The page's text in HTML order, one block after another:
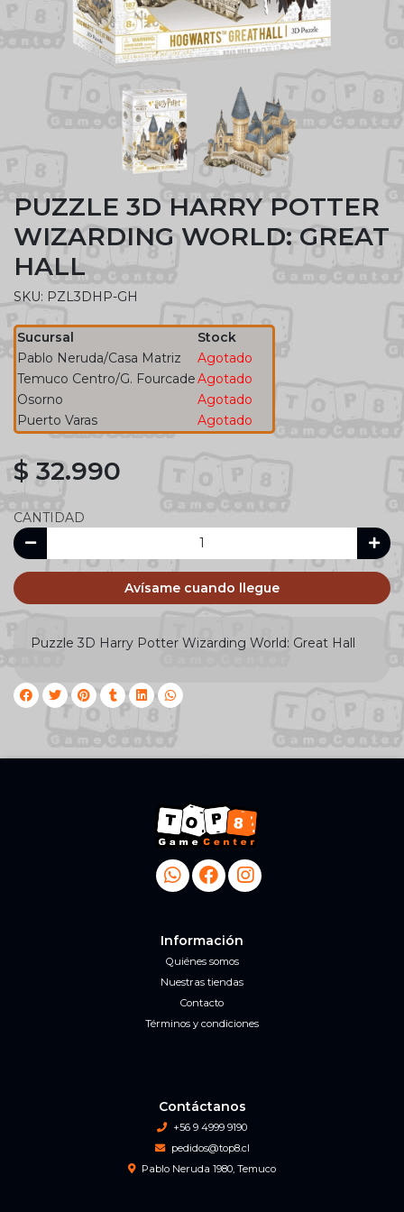
PUZZLE 3D HARRY POTTER
WIZARDING WORLD: GREAT
HALL
SKU: PZL3DHP-GH
Sucursal
Stock
Pablo Neruda/Casa Matriz
Agotado
Temuco Centro/G. FourcadeAgotado
Osorno
Agotado
Puerto Varas
Agotado
$ 32.990
CANTIDAD
Avísame cuando llegue
Puzzle 3D Harry Potter Wizarding World: Great Hall
Información
Quiénes somos
Nuestras tiendas
Contacto
Términos y condiciones
Contáctanos
+56 9 4999 9190
pedidos@top8.cl
Pablo Neruda 1980, Temuco